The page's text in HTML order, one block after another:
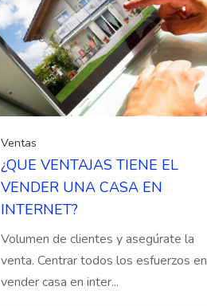
Ventas
¿QUE VENTAJAS TIENE EL
VENDER UNA CASA EN
INTERNET?
Volumen de clientes y asegúrate la
venta. Centrar todos los esfuerzos en
vender casa en inter...